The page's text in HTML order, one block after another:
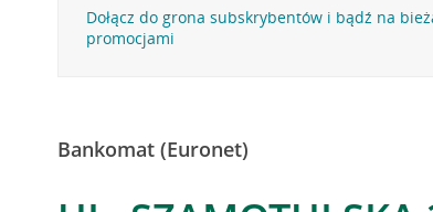
Dołącz do grona subskrybentów i bądź na
promocjami
Bankomat (Euronet)